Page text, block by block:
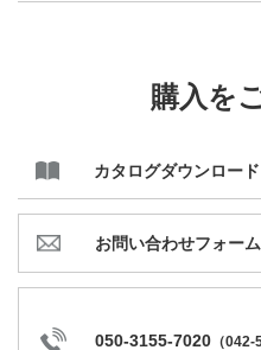
購入を
カタログダウンロード
お問い合わせフォーム
050-3155-7020 （042-